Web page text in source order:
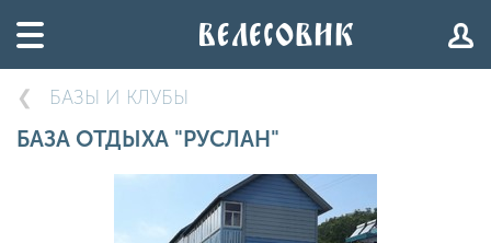
БАЗЫ И КЛУБЫ
БАЗА ОТДЫХА "РУСЛАН"